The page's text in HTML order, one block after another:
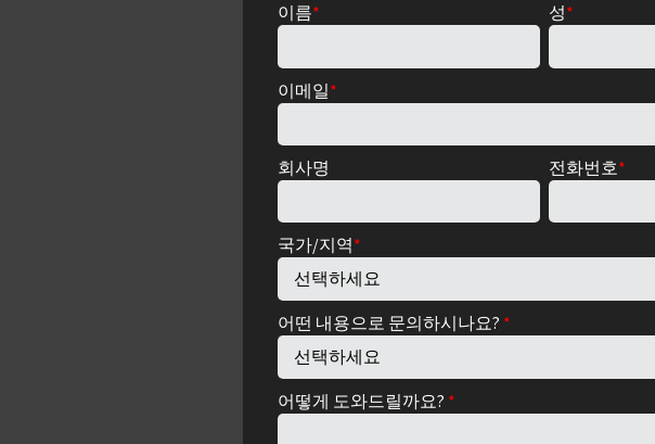
이름* 성*
이메일*
회사명 전화번호*
국가/지역*
어떤 내용으로 문의하시나요? *
어떻게 도와드릴까요? *